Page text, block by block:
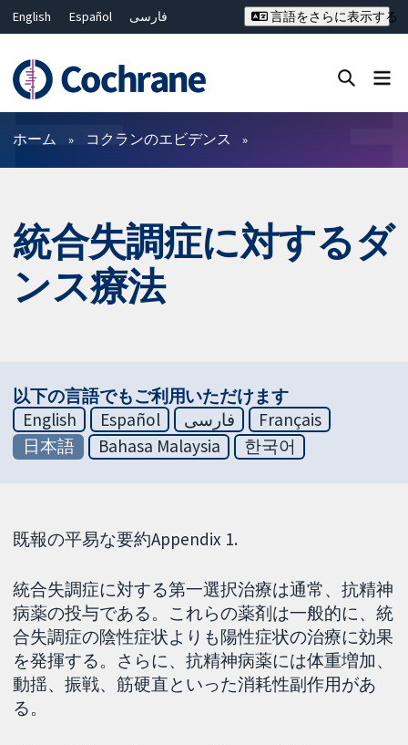
English Español
فارسی
Deutsch
Bahasa Malaysia
ไทย
繁體中文
简体中文
言語をさらに表示する
フィルター
ホーム コクランのエビデンス
統合失調症に対するダ
ンス療法
以下の言語でもご利用いただけます
English
Español فارسی
Français
日本語
Bahasa Malaysia 한국어
既報の平易な要約Appendix 1.
統合失調症に対する第一選択治療は通常、抗精神
病薬の投与である。これらの薬剤は一般的に、統
合失調症の陰性症状よりも陽性症状の治療に効果
を発揮する。さらに、抗精神病薬には体重増加、
動揺、振戦、筋硬直といった消耗性副作用があ
る。